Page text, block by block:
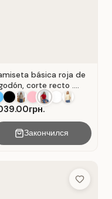
básica roja de
corte recto .
Закончился
Add to